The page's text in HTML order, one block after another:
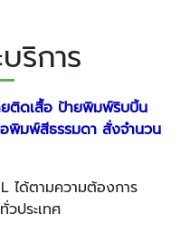
ริการ
ติดเสื้อ ป้ายพิมพ์ริบบิ้น
พิมพ์สีธรรมดา สั่งจำนวน
ได้ตามความต้องการ
ประเทศ